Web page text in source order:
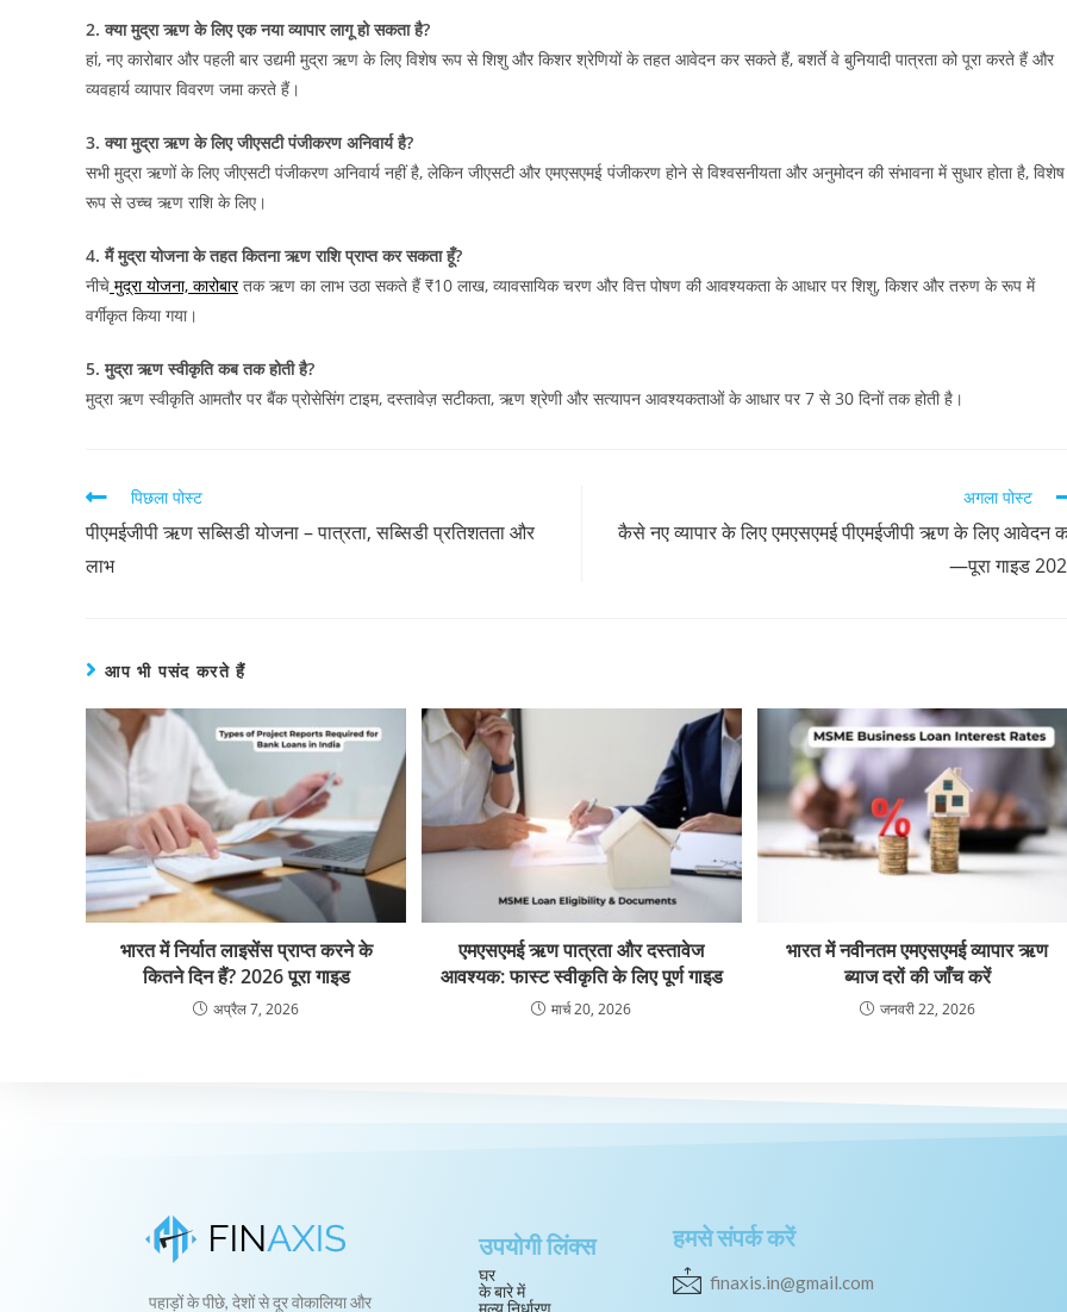
2. क्या मुद्रा ऋण के लिए एक नया व्यापार लागू हो सकता है?
हां, नए कारोबार और पहली बार उद्यमी मुद्रा ऋण के लिए विशेष रूप से शिशु और किशर श्रेणियों के तहत आवेदन कर सकते हैं, बशर्ते वे बुनियादी पात्रता को पूरा करते हैं और
व्यवहार्य व्यापार विवरण जमा करते हैं।
3. क्या मुद्रा ऋण के लिए जीएसटी पंजीकरण अनिवार्य है?
सभी मुद्रा ऋणों के लिए जीएसटी पंजीकरण अनिवार्य नहीं है, लेकिन जीएसटी और एमएसएमई पंजीकरण होने से विश्वसनीयता और अनुमोदन की संभावना में सुधार होता है, विशेष
रूप से उच्च ऋण राशि के लिए।
4. मैं मुद्रा योजना के तहत कितना ऋण राशि प्राप्त कर सकता हूँ?
नीचे मुद्रा योजना, कारोबारतक ऋण का लाभ उठा सकते हैं ₹10 लाख, व्यावसायिक चरण और वित्त पोषण की आवश्यकता के आधार पर शिशु, किशर और तरुण के रूप में
वर्गीकृत किया गया।
5. मुद्रा ऋण स्वीकृति कब तक होती है?
मुद्रा ऋण स्वीकृति आमतौर पर बैंक प्रोसेसिंग टाइम, दस्तावेज़ सटीकता, ऋण श्रेणी और सत्यापन आवश्यकताओं के आधार पर 7 से 30 दिनों तक होती है।
पिछला पोस्ट
पीएमईजीपी ऋण सब्सिडी योजना – पात्रता, सब्सिडी प्रतिशतता और
लाभ
अगला पोस्ट
कैसे नए व्यापार के लिए एमएसएमई पीएमईजीपी ऋण के लिए आवेदन
—पूरा गाइड
आप भी पसंद करते हैं
भारत में निर्यात लाइसेंस प्राप्त करने के
कितने दिन हैं? 2026 पूरा गाइड
अप्रैल 7, 2026
एमएसएमई ऋण पात्रता और दस्तावेज
आवश्यक: फास्ट स्वीकृति के लिए पूर्ण गाइड
मार्च 20, 2026
भारत में नवीनतम एमएसएमई व्यापार ऋण
ब्याज दरों की जाँच करें
जनवरी 22, 2026
पहाड़ों के पीछे, देशों से दूर वोकालिया और
उपयोगी लिंक्स
घर
के बारे में
मूल्य निर्धारण
हमसे संपर्क करें
finaxis.in@gmail.com